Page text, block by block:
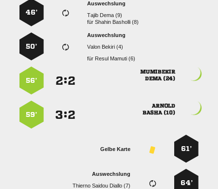
Auswechslung
  
für  
46’
Auswechslung
  
für   
50’

 
:
56’

 
:
59’
61’
Gelbe Karte
64’
Auswechslung
   